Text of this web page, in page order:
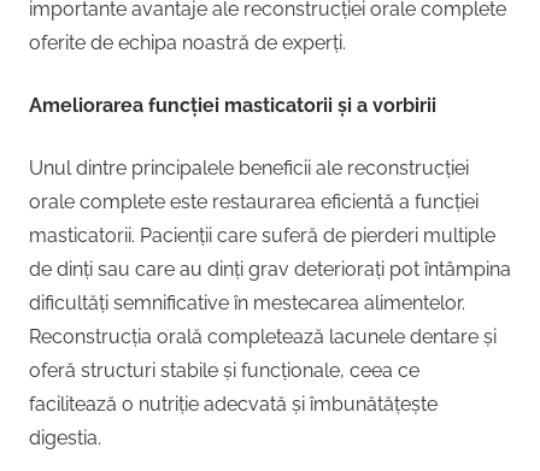
importante avantaje ale reconstrucției orale complete
oferite de echipa noastră de experți.
Ameliorarea funcției masticatorii și a vorbirii
Unul dintre principalele beneficii ale reconstrucției
orale complete este restaurarea eficientă a funcției
masticatorii. Pacienții care suferă de pierderi multiple
de dinți sau care au dinți grav deteriorați pot întâmpina
dificultăți semnificative în mestecarea alimentelor.
Reconstrucția orală completează lacunele dentare și
oferă structuri stabile și funcționale, ceea ce
facilitează o nutriție adecvată și îmbunătățește
digestia.